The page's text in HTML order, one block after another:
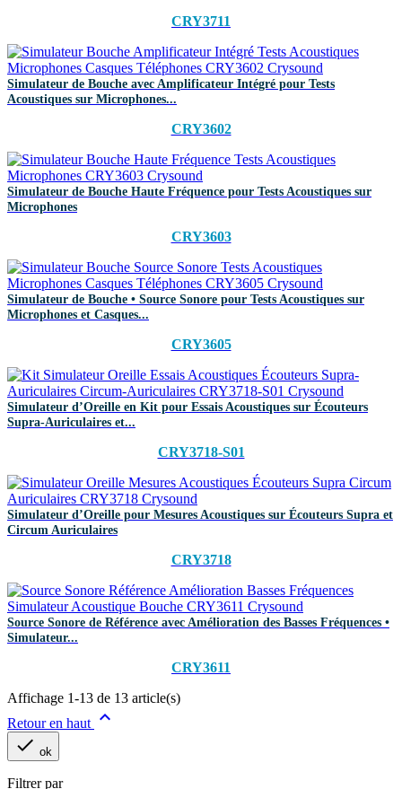
CRY3711
Simulateur de Bouche avec Amplificateur Intégré pour Tests
Acoustiques sur Microphones...
CRY3602
Simulateur de Bouche Haute Fréquence pour Tests Acoustiques sur
Microphones
CRY3603
Simulateur de Bouche • Source Sonore pour Tests Acoustiques sur
Microphones et Casques...
CRY3605
Simulateur d’Oreille en Kit pour Essais Acoustiques sur Écouteurs
Supra-Auriculaires et...
CRY3718-S01
Simulateur d’Oreille pour Mesures Acoustiques sur Écouteurs Supra et
Circum Auriculaires
CRY3718
Source Sonore de Référence avec Amélioration des Basses Fréquences •
Simulateur...
CRY3611
Affichage 1-13 de 13 article(s)
Retour en haut 
 ok
Filtrer par